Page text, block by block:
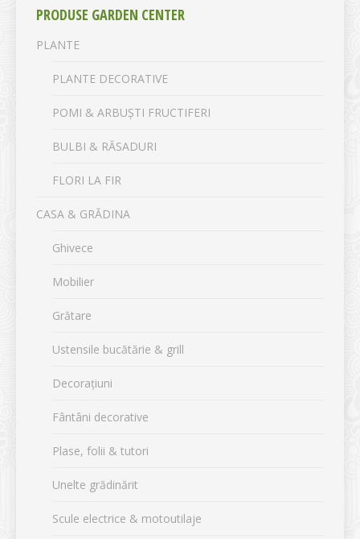
PRODUSE GARDEN CENTER
PLANTE
PLANTE DECORATIVE
POMI & ARBUȘTI FRUCTIFERI
BULBI & RĂSADURI
FLORI LA FIR
CASA & GRĂDINA
Ghivece
Mobilier
Grătare
Ustensile bucătărie & grill
Decorațiuni
Fântâni decorative
Plase, folii & tutori
Unelte grădinărit
Scule electrice & motoutilaje